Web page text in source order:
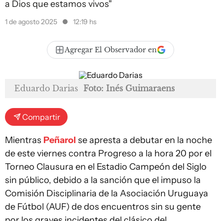
a Dios que estamos vivos"
1 de agosto 2025 12:19 hs
Agregar El Observador en
Eduardo Darias Foto: Inés Guimaraens
Compartir
Mientras Peñarol se apresta a debutar en la noche
de este viernes contra Progreso a la hora 20 por el
Torneo Clausura en el Estadio Campeón del Siglo
sin público, debido a la sanción que el impuso la
Comisión Disciplinaria de la Asociación Uruguaya
de Fútbol (AUF) de dos encuentros sin su gente